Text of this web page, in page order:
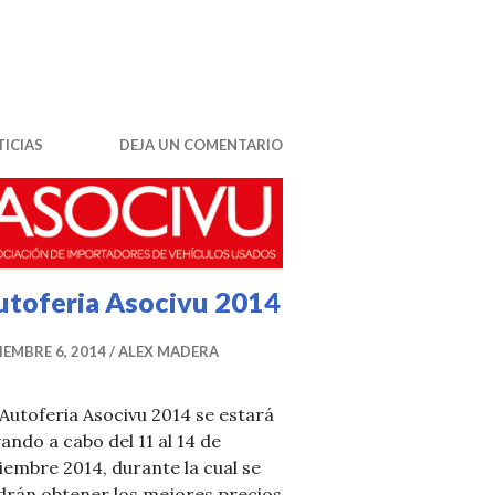
DEJA UN COMENTARIO
Asocivu 2014
6, 2014 ALEX MADERA
Asocivu 2014 se estará
a cabo del 11 al 14 de
2014, durante la cual se